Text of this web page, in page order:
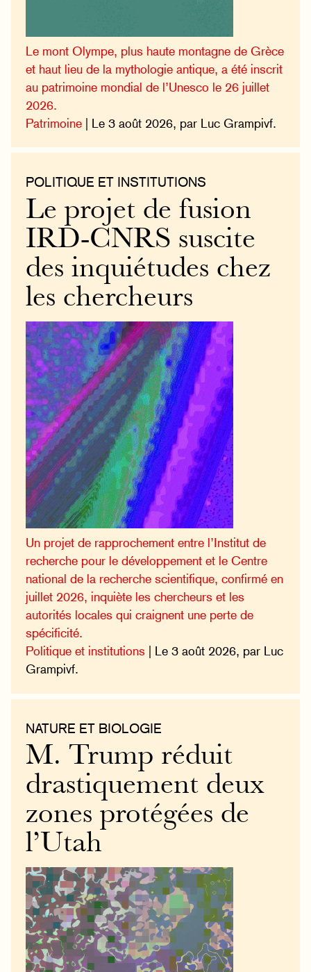
Le mont Olympe, plus haute montagne de Grèce
et haut lieu de la mythologie antique, a été inscrit
au patrimoine mondial de l’Unesco le 26 juillet
2026.
Patrimoine | Le 3 août 2026, par Luc Grampivf.
POLITIQUE ET INSTITUTIONS
Le projet de fusion
IRD-CNRS suscite
des inquiétudes chez
les chercheurs
Un projet de rapprochement entre l’Institut de
recherche pour le développement et le Centre
national de la recherche scientifique, confirmé en
juillet 2026, inquiète les chercheurs et les
autorités locales qui craignent une perte de
spécificité.
Politique et institutions | Le 3 août 2026, par Luc
Grampivf.
NATURE ET BIOLOGIE
M. Trump réduit
drastiquement deux
zones protégées de
l’Utah